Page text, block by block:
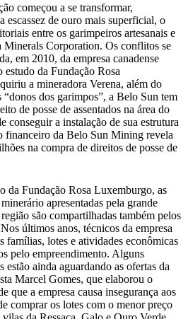
começou a se transformar,
escassez de ouro mais superficial, o
entre os garimpeiros artesanais e
Minerals Corporation. Os conflitos se
em 2010, da empresa canadense
da Fundação Rosa
a mineradora Verena, além do
dos garimpos”, a Belo Sun tem
de posse de assentados na área do
conseguir a instalação de sua estrutura
financeiro da Belo Sun Mining revela
na compra de direitos de posse de
da Fundação Rosa Luxemburgo, as
apresentadas pela grande
são compartilhadas também pelos
últimos anos, técnicos da empresa
famílias, lotes e atividades econômicas
pelo empreendimento. Alguns
estão ainda aguardando as ofertas da
Marcel Gomes, que elaborou o
que a empresa causa insegurança aos
comprar os lotes com o menor preço